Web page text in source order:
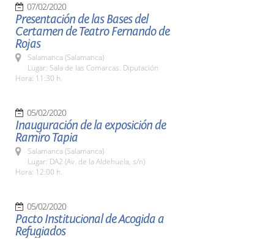
07/02/2020
Presentación de las Bases del
Certamen de Teatro Fernando de
Rojas
Salamanca (Salamanca)
Lugar: Sala de las Comarcas. Diputación
Hora: 11:30 h.
05/02/2020
Inauguración de la exposición de
Ramiro Tapia
Salamanca (Salamanca)
Lugar: DA2 (Av. de la Aldehuela, s/n)
Hora: 12:00 h.
05/02/2020
Pacto Institucional de Acogida a
Refugiados